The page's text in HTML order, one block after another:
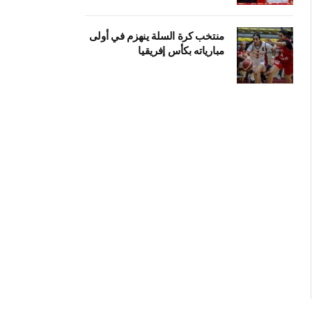
منتخب كرة السلة ينهزم في أولى
مبارياته بكأس إفريقيا